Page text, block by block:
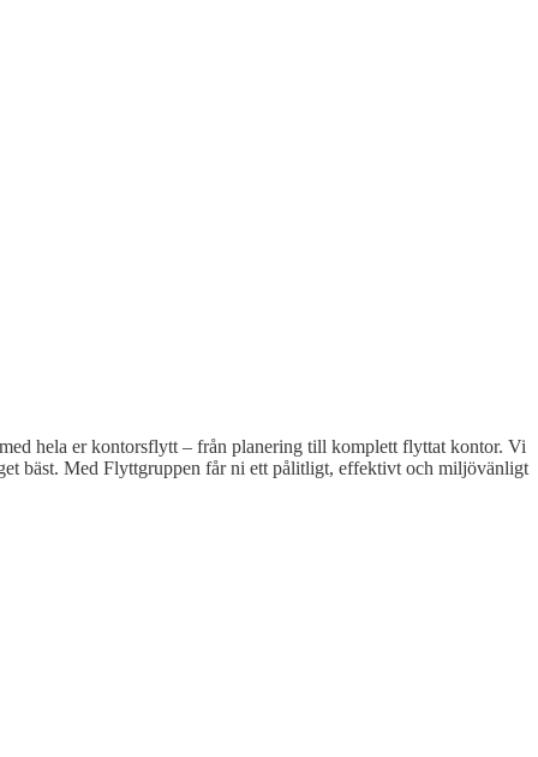
hela er kontorsflytt – från planering till komplett flyttat kontor. Vi
bäst. Med Flyttgruppen får ni ett pålitligt, effektivt och miljövänligt